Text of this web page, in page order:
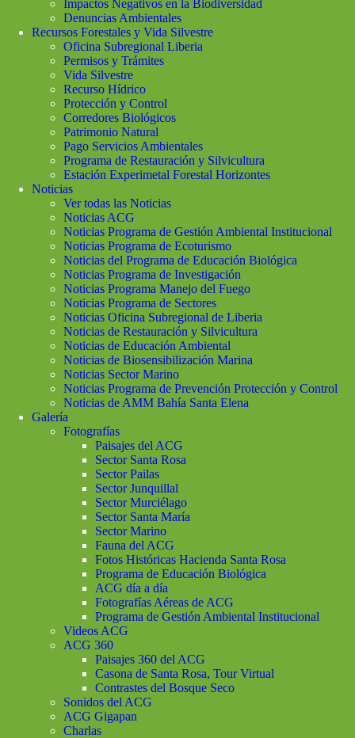
Impactos Negativos en la Biodiversidad
Denuncias Ambientales
Recursos Forestales y Vida Silvestre
Oficina Subregional Liberia
Permisos y Trámites
Vida Silvestre
Recurso Hídrico
Protección y Control
Corredores Biológicos
Patrimonio Natural
Pago Servicios Ambientales
Programa de Restauración y Silvicultura
Estación Experimetal Forestal Horizontes
Noticias
Ver todas las Noticias
Noticias ACG
Noticias Programa de Gestión Ambiental Institucional
Noticias Programa de Ecoturismo
Noticias del Programa de Educación Biológica
Noticias Programa de Investigación
Noticias Programa Manejo del Fuego
Noticias Programa de Sectores
Noticias Oficina Subregional de Liberia
Noticias de Restauración y Silvicultura
Noticias de Educación Ambiental
Noticias de Biosensibilización Marina
Noticias Sector Marino
Noticias Programa de Prevención Protección y Control
Noticias de AMM Bahía Santa Elena
Galería
Fotografías
Paisajes del ACG
Sector Santa Rosa
Sector Pailas
Sector Junquillal
Sector Murciélago
Sector Santa María
Sector Marino
Fauna del ACG
Fotos Históricas Hacienda Santa Rosa
Programa de Educación Biológica
ACG día a día
Fotografías Aéreas de ACG
Programa de Gestión Ambiental Institucional
Videos ACG
ACG 360
Paisajes 360 del ACG
Casona de Santa Rosa, Tour Virtual
Contrastes del Bosque Seco
Sonidos del ACG
ACG Gigapan
Charlas